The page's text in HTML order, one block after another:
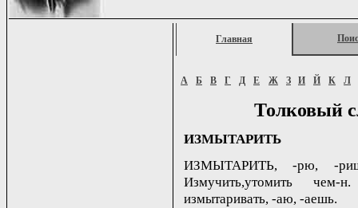
Главная
А Б В Г Д Е Ж З И Й К Л
Толковый
ИЗМЫТАРИТЬ
ИЗМЫТАРИТЬ, -рю, -
Измучить,утомить
измытаривать, -аю, -аешь.